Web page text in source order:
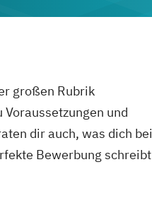
großen Rubrik
und
dir auch, was dich bei
Bewerbung schreibt